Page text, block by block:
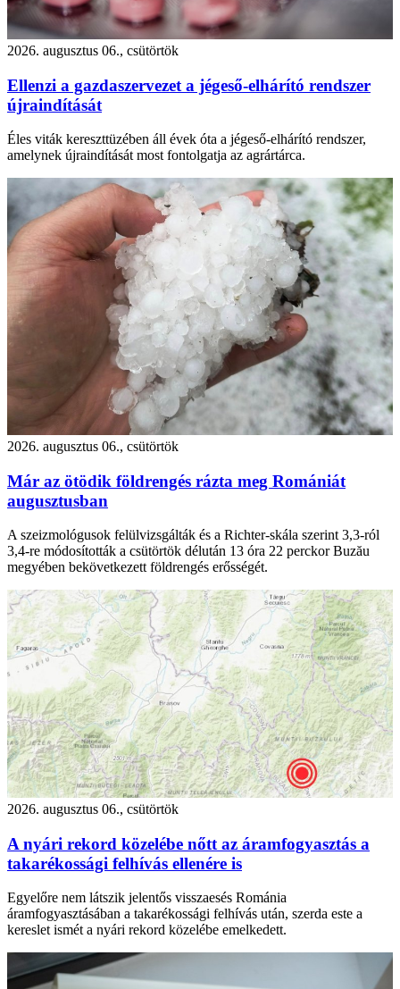
2026. augusztus 06., csütörtök
Ellenzi a gazdaszervezet a jégeső-elhárító rendszer
újraindítását
Éles viták kereszttüzében áll évek óta a jégeső-elhárító rendszer,
amelynek újraindítását most fontolgatja az agrártárca.
2026. augusztus 06., csütörtök
Már az ötödik földrengés rázta meg Romániát
augusztusban
A szeizmológusok felülvizsgálták és a Richter-skála szerint 3,3-ról
3,4-re módosították a csütörtök délután 13 óra 22 perckor Buzău
megyében bekövetkezett földrengés erősségét.
2026. augusztus 06., csütörtök
A nyári rekord közelébe nőtt az áramfogyasztás a
takarékossági felhívás ellenére is
Egyelőre nem látszik jelentős visszaesés Románia
áramfogyasztásában a takarékossági felhívás után, szerda este a
kereslet ismét a nyári rekord közelébe emelkedett.